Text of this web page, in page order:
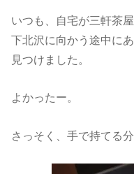
いつも、自宅が三軒茶
下北沢に向かう途中に
見つけました。
よかったー。
さっそく、手で持てる